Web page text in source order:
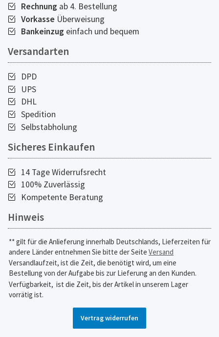
Rechnung ab 4. Bestellung
Vorkasse Überweisung
Bankeinzug einfach und bequem
Versandarten
DPD
UPS
DHL
Spedition
Selbstabholung
Sicheres Einkaufen
14 Tage Widerrufsrecht
100% Zuverlässig
Kompetente Beratung
Hinweis
** gilt für die Anlieferung innerhalb Deutschlands, Lieferzeiten für
andere Länder entnehmen Sie bitte der Seite Versand
Versandlaufzeit, ist die Zeit, die benötigt wird, um eine
Bestellung von der Aufgabe bis zur Lieferung an den Kunden.
Verfügbarkeit, ist die Zeit, bis der Artikel in unserem Lager
vorrätig ist.
Vertrag widerrufen